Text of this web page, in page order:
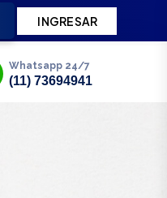
INGRESAR
Whatsapp 24/7
(11) 73694941